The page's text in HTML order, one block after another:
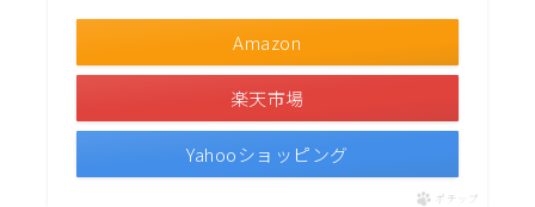
Amazon
楽天市場
Yahooショッピング
ポチップ